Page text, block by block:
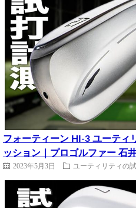
フォーティーン HI-3 ユーティ
ッション｜プロゴルファー 石
2023年5月3日 ユーティリティの